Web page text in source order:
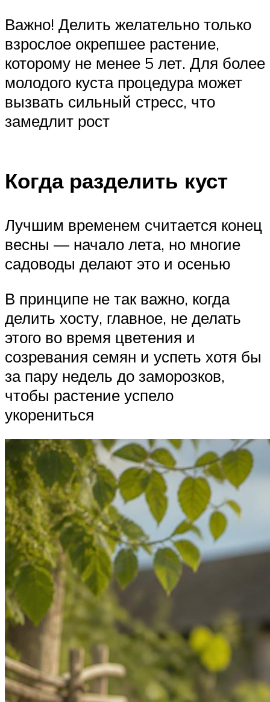
Важно! Делить желательно только
взрослое окрепшее растение,
которому не менее 5 лет. Для более
молодого куста процедура может
вызвать сильный стресс, что
замедлит рост
Когда разделить куст
Лучшим временем считается конец
весны — начало лета, но многие
садоводы делают это и осенью
В принципе не так важно, когда
делить хосту, главное, не делать
этого во время цветения и
созревания семян и успеть хотя бы
за пару недель до заморозков,
чтобы растение успело
укорениться